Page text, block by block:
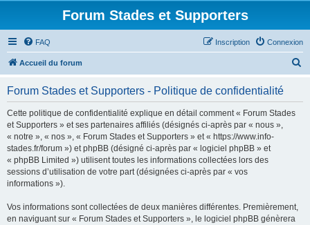
Forum Stades et Supporters
FAQ Connexion
Inscription
Accueil du forum
Forum Stades et Supporters - Politique de confidentialité
Cette politique de confidentialité explique en détail comment « Forum Stades
et Supporters » et ses partenaires affiliés (désignés ci-après par « nous »,
« notre », « nos », « Forum Stades et Supporters » et « https://www.info-
stades.fr/forum ») et phpBB (désigné ci-après par « logiciel phpBB » et
« phpBB Limited ») utilisent toutes les informations collectées lors des
sessions d’utilisation de votre part (désignées ci-après par « vos
informations »).
Vos informations sont collectées de deux manières différentes. Premièrement,
en naviguant sur « Forum Stades et Supporters », le logiciel phpBB génèrera